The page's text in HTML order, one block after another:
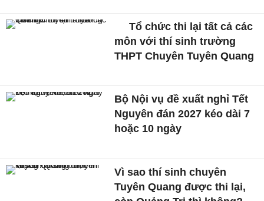
Tổ chức thi lại tất cả các
môn với thí sinh trường
THPT Chuyên Tuyên Quang
Bộ Nội vụ đề xuất nghỉ Tết
Nguyên đán 2027 kéo dài 7
hoặc 10 ngày
Vì sao thí sinh chuyên
Tuyên Quang được thi lại,